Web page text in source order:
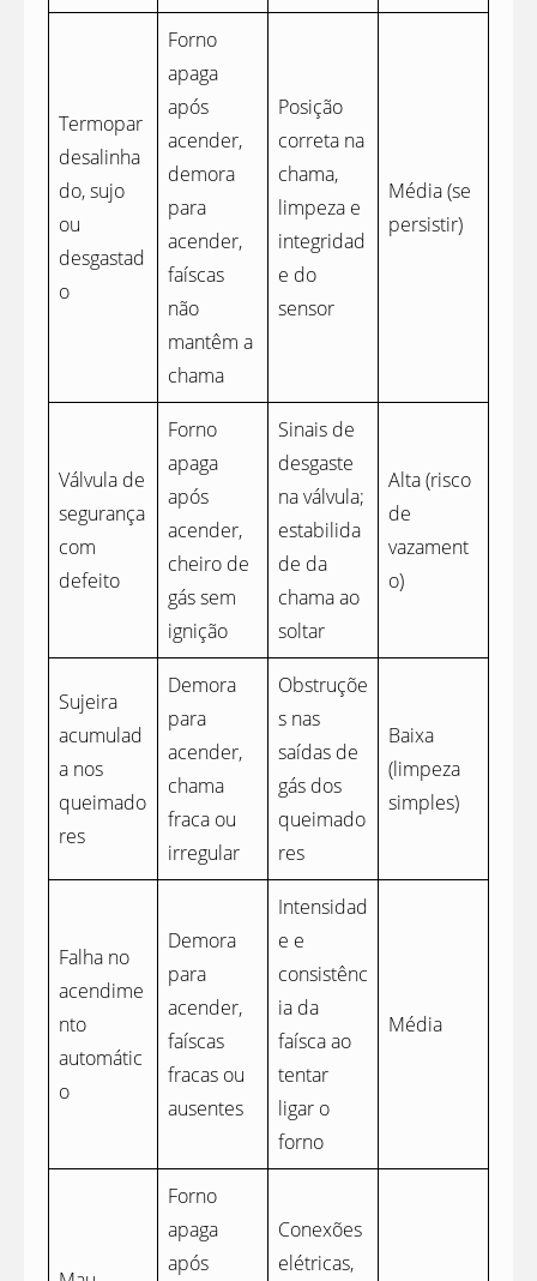
Termopar
desalinha
do, sujo
ou
desgastad
o
Forno
apaga
após
acender,
demora
para
acender,
faíscas
não
mantêm a
chama
Posição
correta na
chama,
limpeza e
integridad
e do
sensor
Média (se
persistir)
Válvula de
segurança
com
defeito
Forno
apaga
após
acender,
cheiro de
gás sem
ignição
Sinais de
desgaste
na válvula;
estabilida
de da
chama ao
soltar
Alta (risco
de
vazament
o)
Sujeira
acumulad
a nos
queimado
res
Demora
para
acender,
chama
fraca ou
irregular
Obstruçõe
s nas
saídas de
gás dos
queimado
res
Baixa
(limpeza
simples)
Falha no
acendime
nto
automátic
o
Demora
para
acender,
faíscas
fracas ou
ausentes
Intensidad
e e
consistênc
ia da
faísca ao
tentar
ligar o
forno
Média
Forno
apaga
após
Conexões
elétricas,